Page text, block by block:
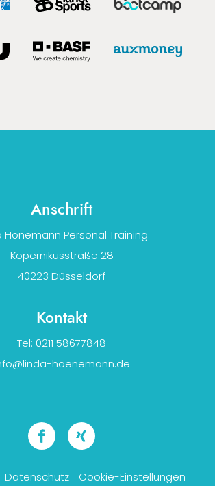
Kontakt
Tel: 0211 58677848
hoenemann.de
Anschrift
Hönemann Personal Training
Kopernikusstraße 28
40223 Düsseldorf
Datenschutz Cookie-Einstellungen